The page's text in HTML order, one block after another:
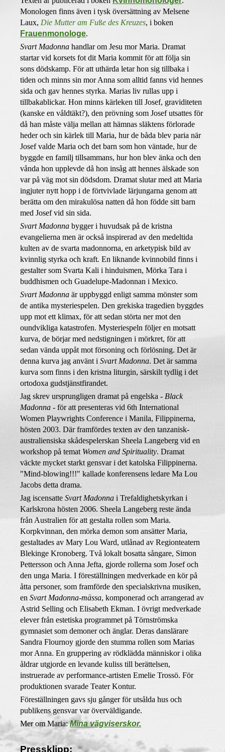
Monologen finns även i tysk översättning av Melsene
Laux, Die Mutter am Fuße des Kreuzes, i boken
Frauenmonologe.
Svart Madonna handlar om Jesu mor Maria. Dramat
startar vid korsets fot dit Maria kommit för att följa sin
sons dödskamp. För att uthärda letar hon sig tillbaka i
tiden och minns sin mor Anna som alltid fanns vid hennes
sida och gav hennes styrka. Marias liv rullas upp i
tillbakablickar. Hon minns kärleken till Josef, graviditeten
(kanske en våldtäkt?), den prövning som Josef utsattes för
då han måste välja mellan att hämnas släktens förlorade
heder och sin kärlek till Maria, hur de båda blev paria när
Josef valde Maria och det barn som hon väntade, hur de
byggde en familj tillsammans, hur hon blev änka och den
vånda hon upplevde då hon insåg att hennes älskade son
var på väg mot sin dödsdom. Dramat slutar med att Maria
ingjuter nytt hopp i de förtvivlade lärjungarna genom att
berätta om den mirakulösa natten då hon födde sitt barn
med Josef vid sin sida.
Svart Madonna bygger i huvudsak på de kristna
evangelierna men ärockså inspirerad avden medeltida
kulten av de svarta madonnorna, en arketypisk bild av
kvinnlig styrka och kraft. En liknande kvinnobild finnsi
gestalter som Svarta Kali i hinduismen, Mörka Tara i
buddhismenoch Guadelupe-Madonnan i Mexico.
Svart Madonna är uppbyggd enligt samma mönster som
de antika mysteriespelen. Den grekiska tragedien byggdes
upp mot ett klimax, för att sedan störta ner mot den
oundvikliga katastrofen. Mysteriespeln följer en motsatt
kurva, de börjar med nedstigningen i mörkret, för att
sedan vända uppåt mot försoning och förlösning. Det är
denna kurva jag använt iSvart Madonna. Det är samma
kurva som finns i den kristna liturgin, särskilt tydlig i det
ortodoxa gudstjänstfirandet.
Jagskrev ursprungligen dramat på engelska - Black
Madonna - för att presenteras vid 6th International
Women Playwrights Conference i Manila, Filippinerna,
hösten 2003. Där framfördes texten av den tanzanisk-
australiensiska skådespelerskan Sheela Langeberg vid en
workshop på temat Women and Spirituality. Dramat
väckte mycket starkt gensvar i det katolska Filippinerna.
"Mind-blowing!!!" kallade konferensens ledare Ma Lou
Jacobs detta drama.
Jag iscensatteSvart Madonna i Trefaldighetskyrkan i
Karlskrona hösten 2006. Sheela Langeberg reste ända
från Australien för att gestalta rollen som Maria.
Korpkvinnan, den mörka demon som ansätter Maria,
gestaltades av Mary Lou Ward, utlånad av Regionteatern
Blekinge Kronoberg. Två lokalt bosatta sångare, Simon
Pettersson och Anna Jefta, gjorde rollerna som Josef och
den unga Maria. I föreställningen medverkade en kör på
åtta personer, som framförde den specialskrivna musiken,
enSvart Madonna-mässa, komponerad och arrangerad av
Astrid Selling och Elisabeth Ekman. I övrigt medverkade
elever från estetiska programmet på Törnströmska
gymnasiet som demoner och änglar. Deras danslärare
Sandra Flournoy gjorde den stumma rollen som Marias
mor Anna. En gruppering av rödklädda människor i olika
åldrar utgjorde en levande kuliss till berättelsen,
instruerade av performance-artisten Emelie Trossö.För
produktionen svarade Teater Kontur.
Föreställningen gavs sju gånger för utsålda hus och
publikens gensvar var överväldigande.
Mer om Maria:Mina vägviserskor.
Pressklipp: